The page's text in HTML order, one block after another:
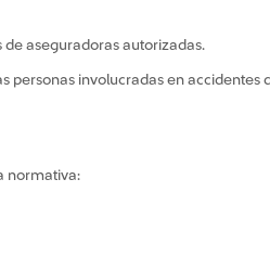
de aseguradoras autorizadas.
personas involucradas en accidentes
normativa: